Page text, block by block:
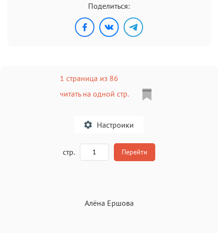
Поделиться:
1 страница из 86
читать на одной стр.
Настроики
стр. Перейти
Алёна Ершова